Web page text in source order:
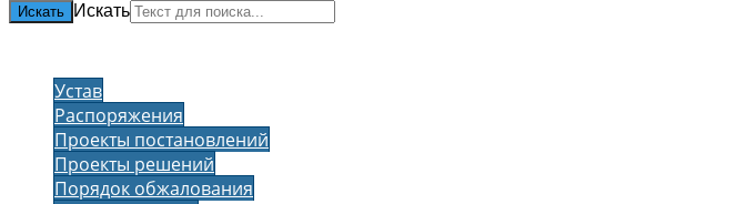
Искать Искать
Устав
Распоряжения
Проекты постановлений
Проекты решений
Порядок обжалования